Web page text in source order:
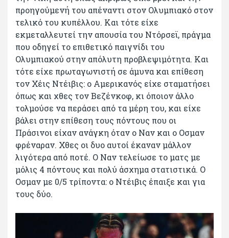
προηγούμενή του απέναντι στον Ολυμπιακό στον
τελικό του κυπέλλου. Και τότε είχε
εκμεταλλευτεί την απουσία του Ντόρσεϊ, πράγμα
που οδηγεί το επιθετικό παιγνίδι του
Ολυμπιακού στην απόλυτη προβλεψιμότητα. Και
τότε είχε πρωταγωνιστή σε άμυνα και επίθεση
τον Χέις Ντέιβις: ο Αμερικανός είχε σταματήσει
όπως και χθες τον Βεζένκοφ, κι όποιον άλλο
τολμούσε να περάσει από τα μέρη του, και είχε
βάλει στην επίθεση τους πόντους που οι
Πράσινοι είχαν ανάγκη όταν ο Ναν και ο Οσμαν
φρέναραν. Χθες οι δυο αυτοί έκαναν μάλλον
λιγότερα από ποτέ. Ο Ναν τελείωσε το ματς με
μόλις 4 πόντους και πολύ άσχημα στατιστικά. Ο
Οσμαν με 0/5 τρίποντα: ο Ντέιβις έπαιξε και για
τους δύο.